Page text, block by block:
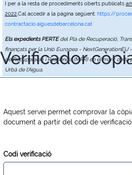
I per a la resta de procediments oberts publicats
2022,Cal accedir a la pàgina següent: https://
contractacio.aiguesdebarcelona.cat
Els expedients PERTEdel Pla de Recuperació,
finançats per la Unió Europea - NextGenerationEU
de Recuperació i Resiliència (MRR) en el marc de
Urbà de l'Aigua.
Verificador
Aquest servei permet comprovar la
document a partir del codi de verificació.
Codi verificació